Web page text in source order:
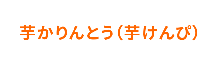
生さつまいも
芋かりんとう（芋けんぴ）